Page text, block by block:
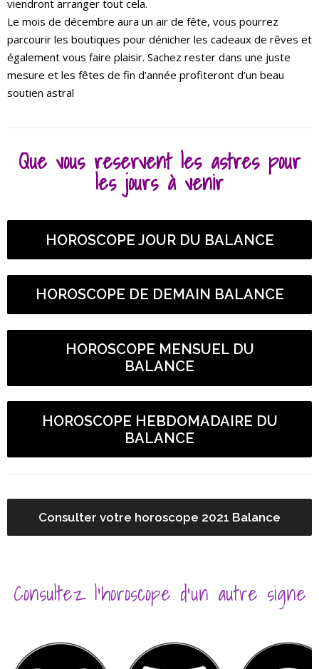
viendront arranger tout cela.
Le mois de décembre aura un air de fête, vous pourrez
parcourir les boutiques pour dénicher les cadeaux de rêves et
également vous faire plaisir. Sachez rester dans une juste
mesure et les fêtes de fin d’année profiteront d’un beau
soutien astral
Que vous reservent les astres pour
les jours à venir
HOROSCOPE JOUR DU BALANCE
HOROSCOPE DE DEMAIN BALANCE
HOROSCOPE MENSUEL DU
BALANCE
HOROSCOPE HEBDOMADAIRE DU
BALANCE
Consulter votre horoscope 2021 Balance
Consultez l’horoscope d’un autre signe